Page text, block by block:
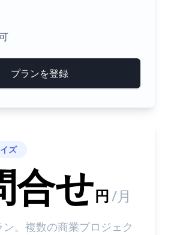
プランを登録
ズ
合せ円/月
。複数の商業プロジェク